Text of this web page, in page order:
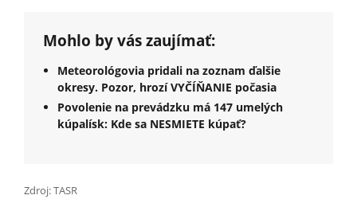
Mohlo by vás zaujímať:
Meteorológovia pridali na zoznam ďalšie
okresy. Pozor, hrozí VYČÍŇANIE počasia
Povolenie na prevádzku má 147 umelých
kúpalísk: Kde sa NESMIETE kúpať?
Zdroj: TASR